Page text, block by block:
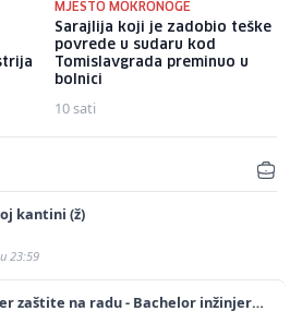
MJESTO MOKRONOGE
Sarajlija koji je zadobio teške
povrede u sudaru kod
Tomislavgrada preminuo u
bolnici
10 sati
kantini (ž)
23:59
zaštite na radu - Bachelor inžinjer
ž)